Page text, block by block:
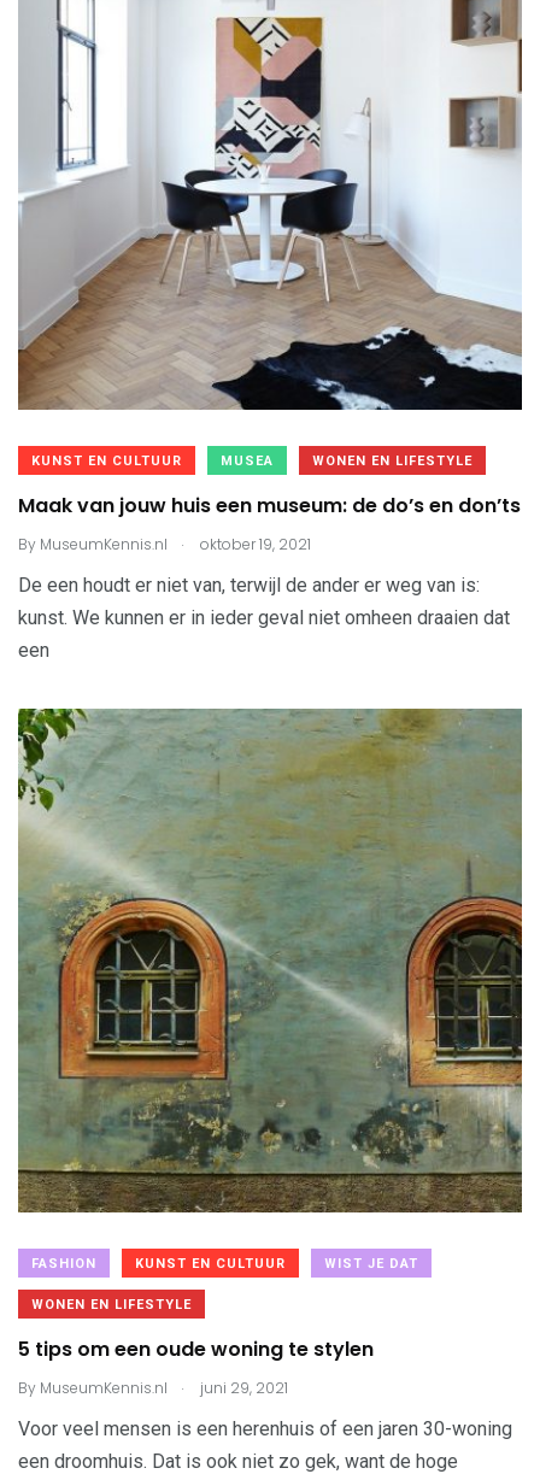
KUNST EN CULTUUR MUSEA WONEN EN LIFESTYLE
Maak van jouw huis een museum: de do’s en don’ts
By MuseumKennis.nl . oktober 19, 2021
De een houdt er niet van, terwijl de ander er weg van is:
kunst. We kunnen er in ieder geval niet omheen draaien dat
een
FASHION KUNST EN CULTUUR WIST JE DAT
WONEN EN LIFESTYLE
5 tips om een oude woning te stylen
By MuseumKennis.nl . juni 29, 2021
Voor veel mensen is een herenhuis of een jaren 30-woning
een droomhuis. Dat is ook niet zo gek, want de hoge